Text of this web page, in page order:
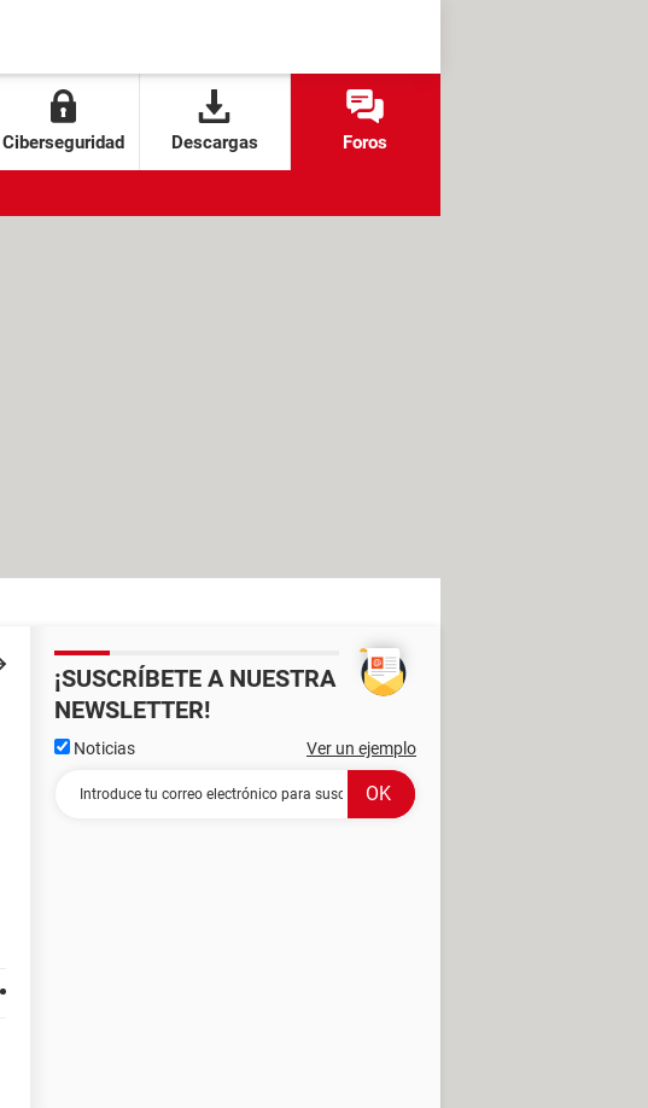
Ciberseguridad Descargas Foros
¡SUSCRÍBETE A NUESTRA
NEWSLETTER!
Noticias Ver un ejemplo